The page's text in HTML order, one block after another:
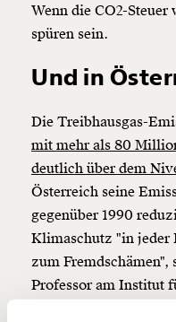
beginnt
unsere Wirtschaft so
funktioniert. Unsere
Netz. Unabhängig
so bleiben. Kämpf’
unterstütze uns mit
Du überweist lieber
Hier unsere IBAN:
Kontoinhaber:
sozialen Fortschritt
Wenn die CO2-Steuer
spüren sein.
Und in
Die Treibhausgas-
mit mehr als 80
deutlich über dem
Österreich seine
gegenüber 1990
Klimaschutz "in jeder
zum Fremdschämen",
Professor am Institut